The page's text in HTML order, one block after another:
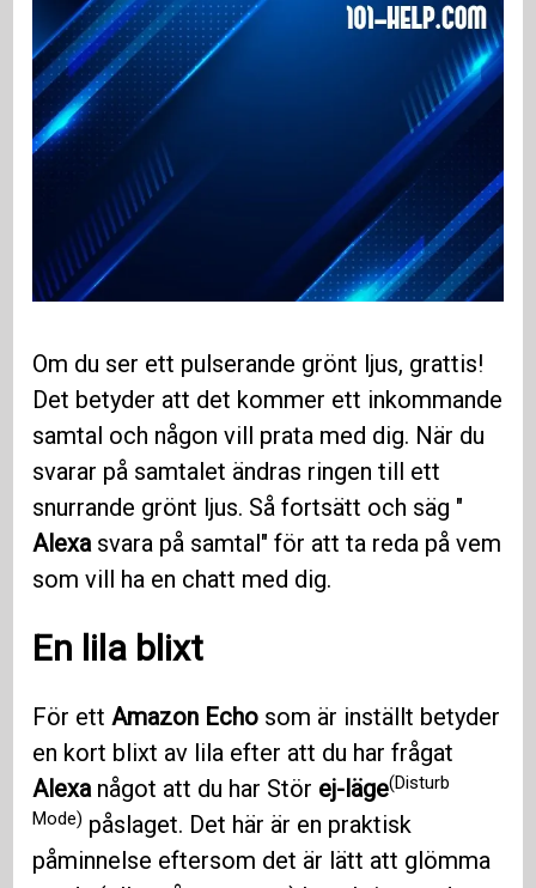
Om du ser ett pulserande grönt ljus, grattis!
Det betyder att det kommer ett inkommande
samtal och någon vill prata med dig. När du
svarar på samtalet ändras ringen till ett
snurrande grönt ljus. Så fortsätt och säg "
Alexasvara på samtal" för att ta reda på vem
som vill ha en chatt med dig.
En lila blixt
För ettAmazon Echo som är inställt betyder
en kort blixt av lila efter att du har frågat
Alexanågot att du har Stör ej-läge(Disturb
Mode) påslaget. Det här är en praktisk
påminnelse eftersom det är lätt att glömma